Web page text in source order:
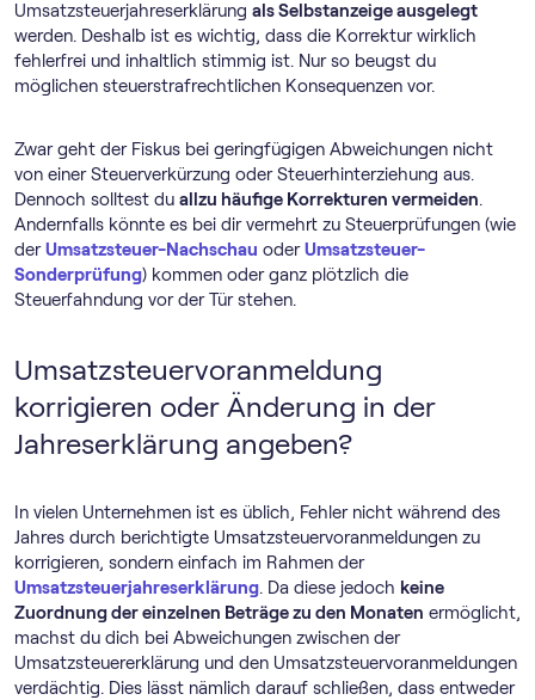
Umsatzsteuerjahreserklärung als Selbstanzeige ausgelegt
werden. Deshalb ist es wichtig, dass die Korrektur wirklich
fehlerfrei und inhaltlich stimmig ist. Nur so beugst du
möglichen steuerstrafrechtlichen Konsequenzen vor.
Zwar geht der Fiskus bei geringfügigen Abweichungen nicht
von einer Steuerverkürzung oder Steuerhinterziehung aus.
Dennoch solltest du allzu häufige Korrekturen vermeiden.
Andernfalls könnte es bei dir vermehrt zu Steuerprüfungen (wie
derUmsatzsteuer-Nachschau oderUmsatzsteuer-
Sonderprüfung) kommen oder ganz plötzlich die
Steuerfahndung vor der Tür stehen.
Umsatz­steuer­voranmeldung
korrigieren oder Änderung in der
Jahreserklärung angeben?
In vielen Unternehmen ist es üblich, Fehler nicht während des
Jahres durch berichtigte Umsatz­steuer­voranmeldungen zu
korrigieren, sondern einfach im Rahmen der
Umsatzsteuerjahreserklärung. Da diese jedoch keine
Zuordnung der einzelnen Beträge zu den Monaten ermöglicht,
machst du dich bei Abweichungen zwischen der
Umsatzsteuererklärung und den Umsatz­steuer­voranmeldungen
verdächtig. Dies lässt nämlich darauf schließen, dass entweder